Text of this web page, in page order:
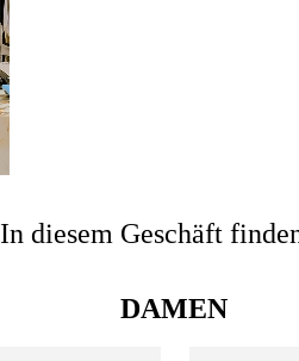
In diesem Geschäft
DAMEN